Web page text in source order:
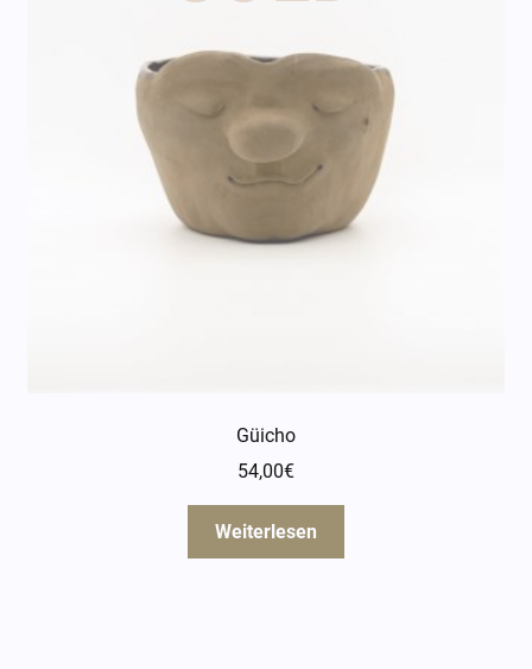
Güicho
54,00€
Weiterlesen